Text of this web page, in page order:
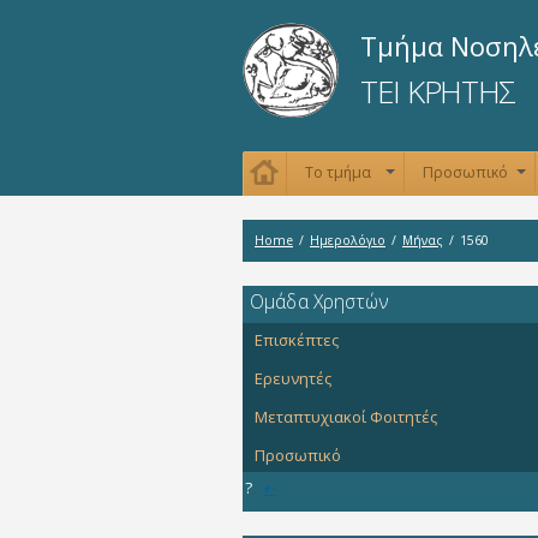
Τμήμα
ΤΕΙ ΚΡΗΤΗΣ
Το τμήμα Προσωπικό
Home / Ημερολόγιο / Μήνας / 1560
Oμάδα Χρηστών
Επισκέπτες
Ερευνητές
Μεταπτυχιακοί Φοιτητές
Προσωπικό
? +-